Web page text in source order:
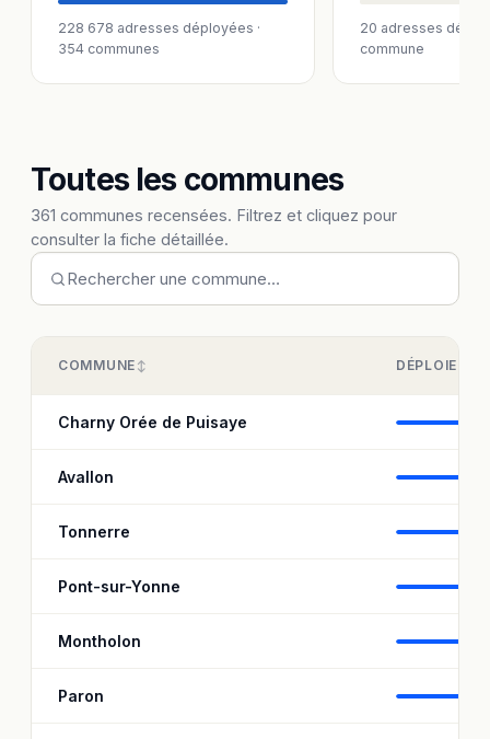
228 678 adresses déployées ·
354 communes
20 adresses
commune
Toutes les communes
361 communes recensées. Filtrez et cliquez pour
consulter la fiche détaillée.
COMMUNE
Charny Orée de Puisaye
Avallon
Tonnerre
Pont-sur-Yonne
Montholon
Paron